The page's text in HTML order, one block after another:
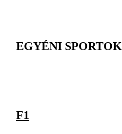
EGYÉNI SPORTOK
F1